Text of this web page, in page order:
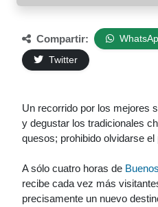
Compartir:
Twitter
Un recorrido por los mejores
y degustar los tradicionales
quesos; prohibido olvidarse el
A sólo cuatro horas de
recibe cada vez más
precisamente un nuevo